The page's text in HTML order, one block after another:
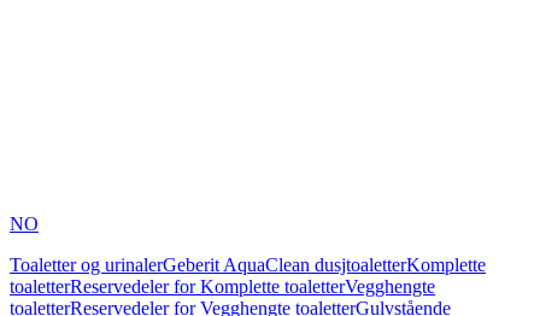
NO
Toaletter og urinalerGeberit AquaClean dusjtoaletterKomplette
toaletterReservedeler for Komplette toaletterVegghengte
toaletterReservedeler for Vegghengte toaletterGulvstående